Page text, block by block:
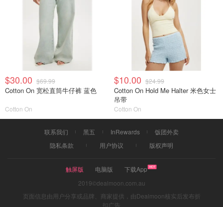
$30.00 $69.99
Cotton On 宽松直筒牛仔裤 蓝色
Cotton On
$10.00 $24.99
Cotton On Hold Me Halter 米色女士
吊带
Cotton On
联系我们 黑五 InRewards
饭团外卖
隐私条款
用户协议 版权声明
触屏版 电脑版
下载App
2019©dealmoon.com.au
页面信息由用户分享或品牌、商家提供，由Dealmoon核实后发布折
扣广告